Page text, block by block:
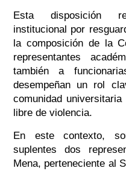
Esta disposición
institucional por
la composición de la
representantes
también a
desempeñan un rol
comunidad
libre de violencia.
En este contexto,
suplentes dos
Mena, perteneciente al